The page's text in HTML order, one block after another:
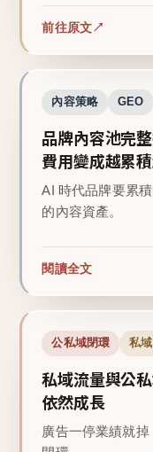
前往原文
內容策略 GEO
品牌內容池完
費用變成越累
AI 時代品牌要累
的內容資產。
閱讀全文
公私域閉環 私
私域流量與公
依然成長
廣告一停業績就